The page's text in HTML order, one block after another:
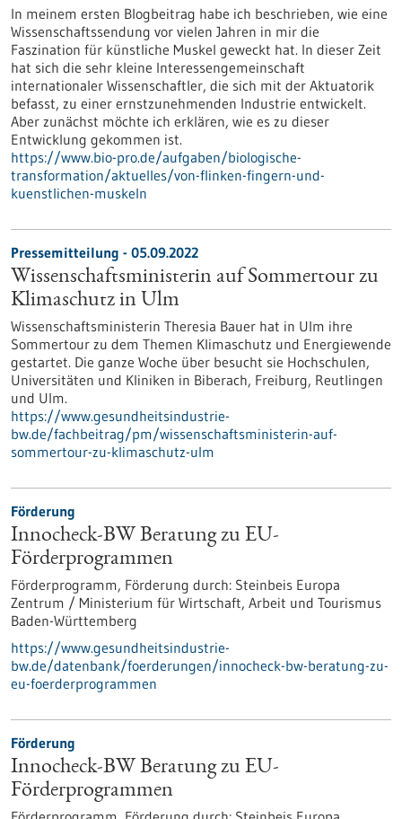
In meinem ersten Blogbeitrag habe ich beschrieben, wie eine
Wissenschaftssendung vor vielen Jahren in mir die
Faszination für künstliche Muskel geweckt hat. In dieser Zeit
hat sich die sehr kleine Interessengemeinschaft
internationaler Wissenschaftler, die sich mit der Aktuatorik
befasst, zu einer ernstzunehmenden Industrie entwickelt.
Aber zunächst möchte ich erklären, wie es zu dieser
Entwicklung gekommen ist.
https://www.bio-pro.de/aufgaben/biologische-
transformation/aktuelles/von-flinken-fingern-und-
kuenstlichen-muskeln
Pressemitteilung - 05.09.2022
Wissenschaftsministerin auf Sommertour zu
Klimaschutz in Ulm
Wissenschaftsministerin Theresia Bauer hat in Ulm ihre
Sommertour zu dem Themen Klimaschutz und Energiewende
gestartet. Die ganze Woche über besucht sie Hochschulen,
Universitäten und Kliniken in Biberach, Freiburg, Reutlingen
und Ulm.
https://www.gesundheitsindustrie-
bw.de/fachbeitrag/pm/wissenschaftsministerin-auf-
sommertour-zu-klimaschutz-ulm
Förderung
Innocheck-BW Beratung zu EU-
Förderprogrammen
Förderprogramm, Förderung durch: Steinbeis Europa
Zentrum / Ministerium für Wirtschaft, Arbeit und Tourismus
Baden-Württemberg
https://www.gesundheitsindustrie-
bw.de/datenbank/foerderungen/innocheck-bw-beratung-zu-
eu-foerderprogrammen
Förderung
Innocheck-BW Beratung zu EU-
Förderprogrammen